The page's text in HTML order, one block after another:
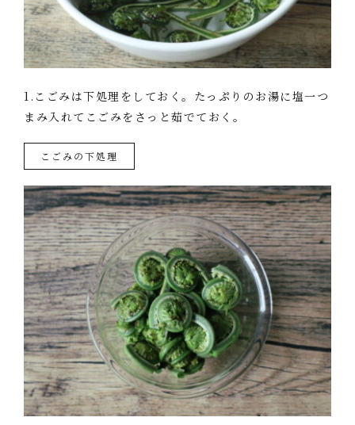
1.こごみは下処理をしておく。たっぷりのお湯に塩一つ
まみ入れてこごみをさっと茹でておく。
こごみの下処理